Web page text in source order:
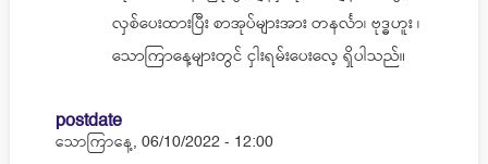
လှစ်ပေးထားပြီး စာအုပ်များအား တနင်္လာ၊ ဗုဒ္ဓဟူး ၊
သောကြာနေ့များတွင် ငှါးရမ်းပေးလေ့ ရှိပါသည်။
postdate
သောကြာနေ့, 06/10/2022 - 12:00